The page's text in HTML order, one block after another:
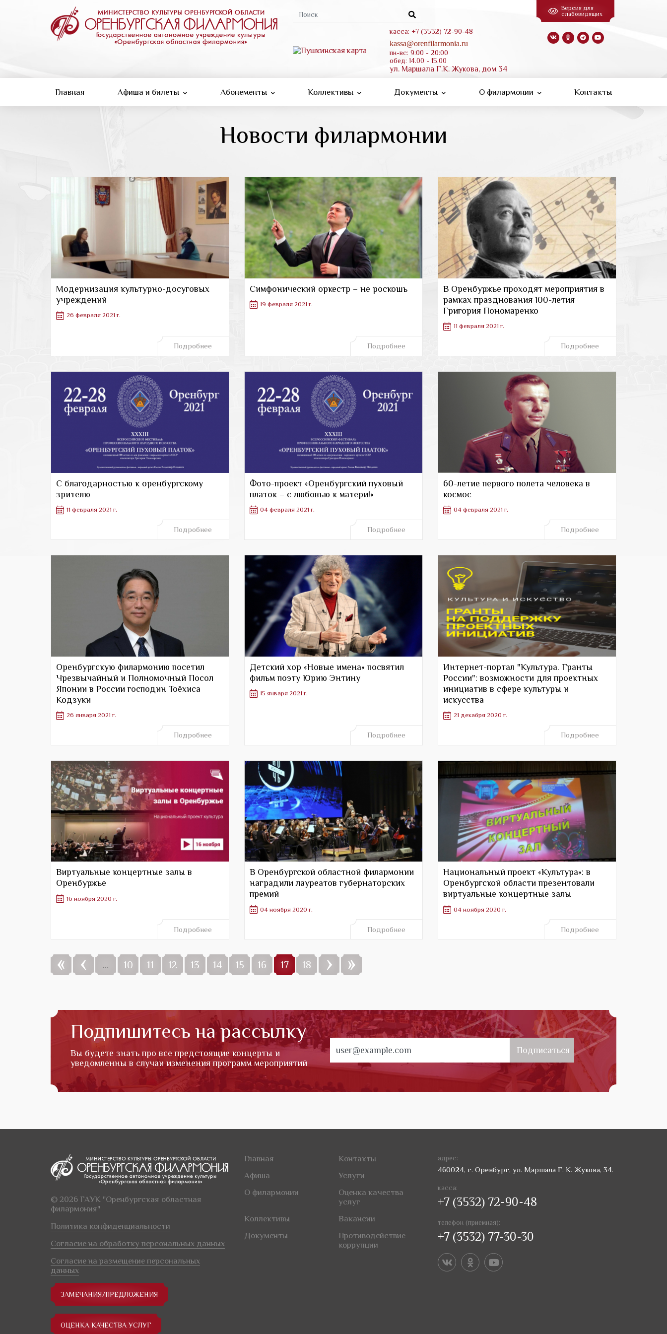
Форма
касса: +7 (3532) 72-90-48
kassa@orenfilarmonia.ru
пн-вс: 9:00 - 20:00
обед: 14.00 - 15.00
ул. Маршала Г.К. Жукова, дом 34
Версия для
слабовидящих
Главная Афиша и билеты Абонементы Коллективы Документы О филармонии Контакты
Новости филармонии
Модернизация культурно-досуговых
учреждений
26 февраля 2021 г.
Подробнее
Симфонический оркестр – не роскошь
19 февраля 2021 г.
Подробнее
В Оренбуржье проходят мероприятия в
рамках празднования 100-летия
Григория Пономаренко
11 февраля 2021 г.
Подробнее
С благодарностью к оренбургскому
зрителю
11 февраля 2021 г.
Подробнее
Фото-проект «Оренбургский пуховый
платок – с любовью к матери!»
04 февраля 2021 г.
Подробнее
60-летие первого полета человека в
космос
04 февраля 2021 г.
Подробнее
Оренбургскую филармонию посетил
Чрезвычайный и Полномочный Посол
Японии в России господин Тоёхиса
Кодзуки
26 января 2021 г.
Подробнее
Детский хор «Новые имена» посвятил
фильм поэту Юрию Энтину
15 января 2021 г.
Подробнее
Интернет-портал "Культура. Гранты
России": возможности для проектных
инициатив в сфере культуры и
искусства
21 декабря 2020 г.
Подробнее
Виртуальные концертные залы в
Оренбуржье
16 ноября 2020 г.
Подробнее
В Оренбургской областной филармонии
наградили лауреатов губернаторских
премий
04 ноября 2020 г.
Подробнее
Национальный проект «Культура»: в
Оренбургской области презентовали
виртуальные концертные залы
04 ноября 2020 г.
Подробнее
« ‹ … 10 11 12 13 14 15 16 17 18 › »
Подпишитесь на рассылку
Вы будете знать про все предстоящие концерты и
уведомленны в случаи изменения программ мероприятий
Подписаться
© 2026 ГАУК "Оренбургская областная
филармония"
Политика конфиденциальности
Согласие на обработку персональных данных
Согласие на размещение персональных
данных
ЗАМЕЧАНИЯ/ПРЕДЛОЖЕНИЯ
ОЦЕНКА КАЧЕСТВА УСЛУГ
Главная
Контакты
Афиша
Услуги
О филармонии
Оценка качества
услуг
Коллективы
Вакансии
Документы
Противодействие
коррупции
адрес:
460024, г. Оренбург, ул. Маршала Г. К. Жукова, 34.
касса:
+7 (3532) 72-90-48
телефон (приемная):
+7 (3532) 77-30-30